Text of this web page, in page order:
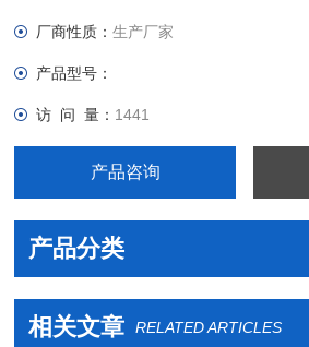
厂商性质：生产厂家
产品型号：
访 问 量： 1441
产品咨询
产品分类
相关文章 RELATED ARTICLES